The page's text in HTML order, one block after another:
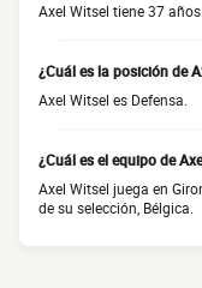
Axel Witsel tiene 37
¿Cuál es la posición de
Axel Witsel es Defensa.
¿Cuál es el equipo de
Axel Witsel juega en
de su selección, Bélgica.